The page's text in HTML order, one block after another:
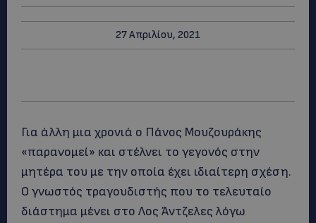
27 Απριλίου, 2021
Για άλλη μια χρονιά ο Πάνος Μουζουράκης
«παρανομεί» και στέλνει το γεγονός στην
μητέρα του με την οποία έχει ιδιαίτερη σχέση.
Ο γνωστός τραγουδιστής που το τελευταίο
διάστημα μένει στο Λος Άντζελες λόγω